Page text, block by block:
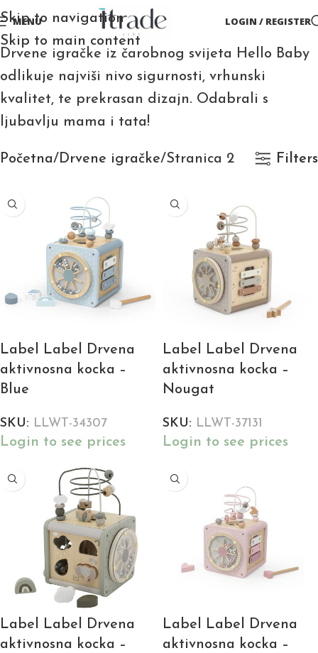
Skip to navigation
Skip to main content
MENU LOGIN / REGISTER
Drvene igračke iz čarobnog svijeta Hello Baby
odlikuje najviši nivo sigurnosti, vrhunski
kvalitet, te prekrasan dizajn. Odabrali s
ljubavlju mama i tata!
Početna Drvene igračke Stranica 2 Filters
Label Label Drvena
aktivnosna kocka –
Blue
SKU: LLWT-34307
Login to see prices
Label Label Drvena
aktivnosna kocka –
Nougat
SKU: LLWT-37131
Login to see prices
Label Label Drvena
aktivnosna kocka –
Label Label Drvena
aktivnosna kocka –